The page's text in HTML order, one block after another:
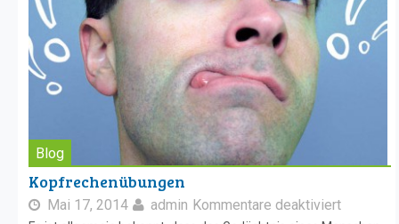
Blog
Kopfrechenübungen
Mai 17, 2014 admin Kommentare deaktiviert